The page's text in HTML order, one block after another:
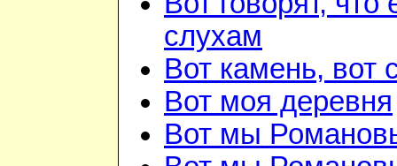
слухам
Вот камень, вот
Вот моя деревня
Вот мы